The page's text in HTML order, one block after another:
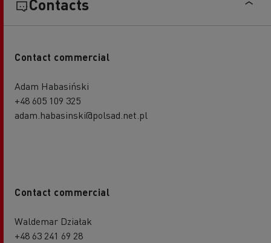
Contacts
Contact commercial
Adam Habasiński
+48 605 109 325
adam.habasinski@polsad.net.pl
Contact commercial
Waldemar Działak
+48 63 241 69 28